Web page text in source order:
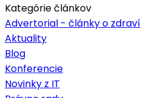
Kategórie článkov
Advertorial - články o zdraví
Aktuality
Blog
Konferencie
Novinky z IT